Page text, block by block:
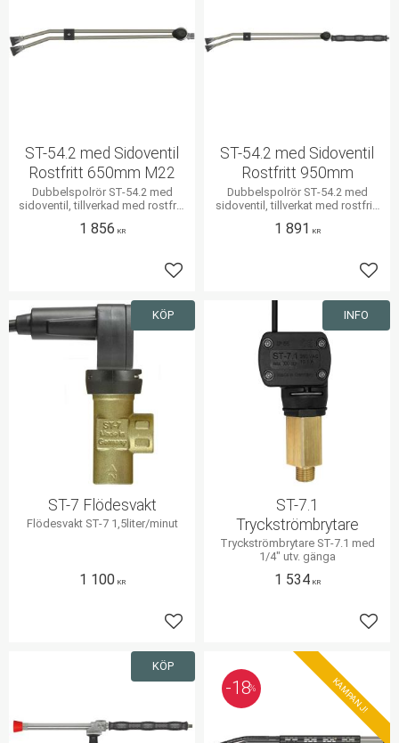
ST-54.2 med Sidoventil
Rostfritt 650mm M22
Dubbelspolrör ST-54.2 med
sidoventil, tillverkad med rostfritt
1 856 KR
Lägg till i favoriter
ST-54.2 med Sidoventil
Rostfritt 950mm
Dubbelspolrör ST-54.2 med
sidoventil, tillverkat med rostfritt
1 891 KR
ST-7 Flödesvakt
Flödesvakt ST-7 1,5liter/minut
1 100KR
Lägg till i favoriter
KÖP
ST-7.1
Tryckströmbrytare
Tryckströmbrytare ST-7.1 med
1/4" utv. gänga
1 534KR
INFO
KÖP
18% KAMPANJ!